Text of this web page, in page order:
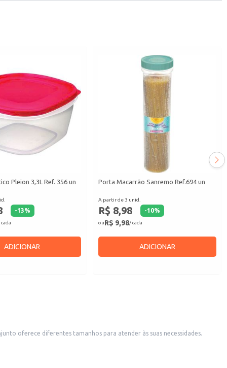
Pleion 3,3L Ref. 356 un
-13%
ADICIONAR
Porta Macarrão Sanremo Ref.694 un
A partir de 3 unid.
R$ 8,98 -10%
ouR$ 9,98/ cada
ADICIONAR
oferece diferentes tamanhos para atender às suas necessidades.